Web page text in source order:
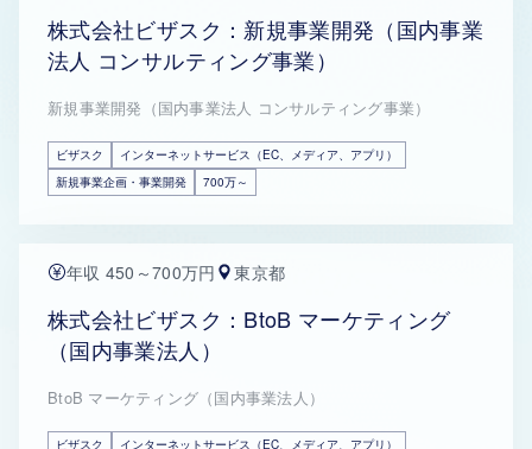
株式会社ビザスク：新規事業開発（国内事業
法人 コンサルティング事業）
新規事業開発（国内事業法人 コンサルティング事業）
ビザスク
インターネットサービス（EC、メディア、アプリ）
新規事業企画・事業開発
700万～
年収 450～700万円 東京都
株式会社ビザスク：BtoB マーケティング
（国内事業法人）
BtoB マーケティング（国内事業法人）
ビザスク
インターネットサービス（EC、メディア、アプリ）